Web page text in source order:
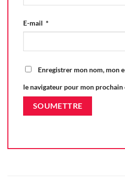
E-mail *
Enregistrer mon nom, mon
le navigateur pour mon